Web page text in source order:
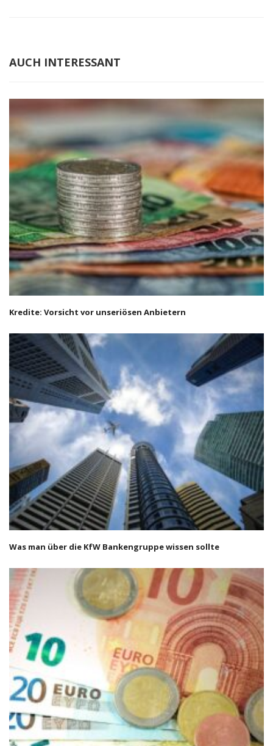
AUCH INTERESSANT
Kredite: Vorsicht vor unseriösen Anbietern
Was man über die KfW Bankengruppe wissen sollte